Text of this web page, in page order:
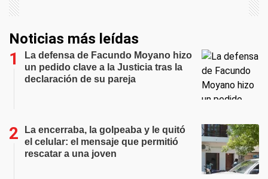
Noticias más leídas
La defensa de Facundo Moyano hizo
un pedido clave a la Justicia tras la
declaración de su pareja
La encerraba, la golpeaba y le quitó
el celular: el mensaje que permitió
rescatar a una joven